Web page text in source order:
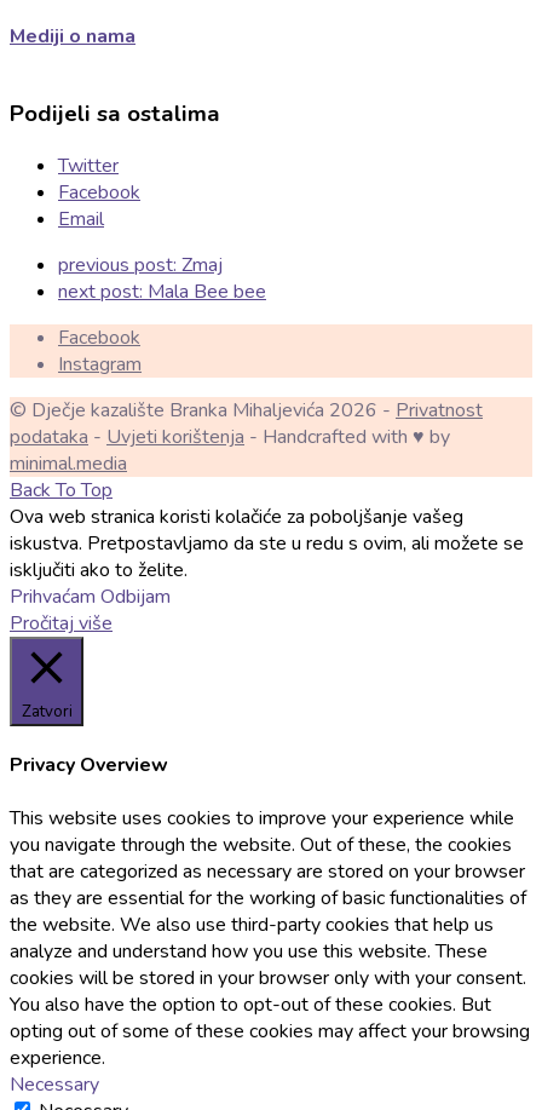
Mediji o nama
Podijeli sa ostalima
Twitter
Facebook
Email
previous post: Zmaj
next post: Mala Bee bee
Facebook
Instagram
© Dječje kazalište Branka Mihaljevića 2026 - Privatnost
podataka - Uvjeti korištenja - Handcrafted with ♥ by
minimal.media
Back To Top
Ova web stranica koristi kolačiće za poboljšanje vašeg
iskustva. Pretpostavljamo da ste u redu s ovim, ali možete se
isključiti ako to želite.
Prihvaćam Odbijam
Pročitaj više
Zatvori
Privacy Overview
This website uses cookies to improve your experience while
you navigate through the website. Out of these, the cookies
that are categorized as necessary are stored on your browser
as they are essential for the working of basic functionalities of
the website. We also use third-party cookies that help us
analyze and understand how you use this website. These
cookies will be stored in your browser only with your consent.
You also have the option to opt-out of these cookies. But
opting out of some of these cookies may affect your browsing
experience.
Necessary